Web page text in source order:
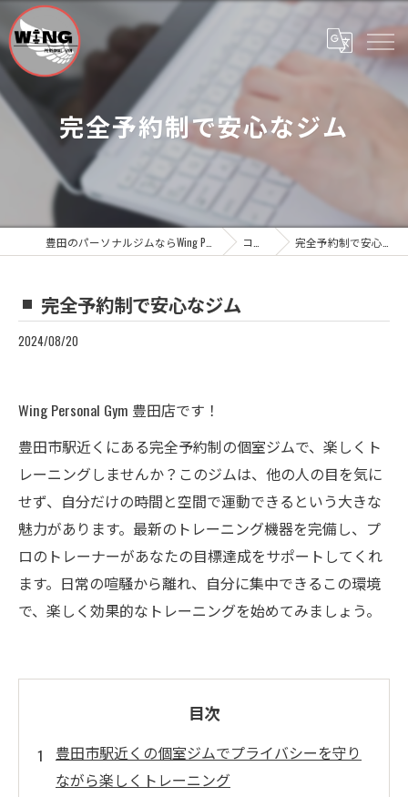
完全予約制で安心なジム
コラム 完全予約制で安心なジム
完全予約制で安心なジム
2024/08/20
Wing Personal Gym 豊田店です！
豊田市駅近くにある完全予約制の個室ジムで、楽しくト
レーニングしませんか？このジムは、他の人の目を気に
せず、自分だけの時間と空間で運動できるという大きな
魅力があります。最新のトレーニング機器を完備し、プ
ロのトレーナーがあなたの目標達成をサポートしてくれ
ます。日常の喧騒から離れ、自分に集中できるこの環境
で、楽しく効果的なトレーニングを始めてみましょう。
目次
豊田市駅近くの個室ジムでプライバシーを守り
ながら楽しくトレーニング